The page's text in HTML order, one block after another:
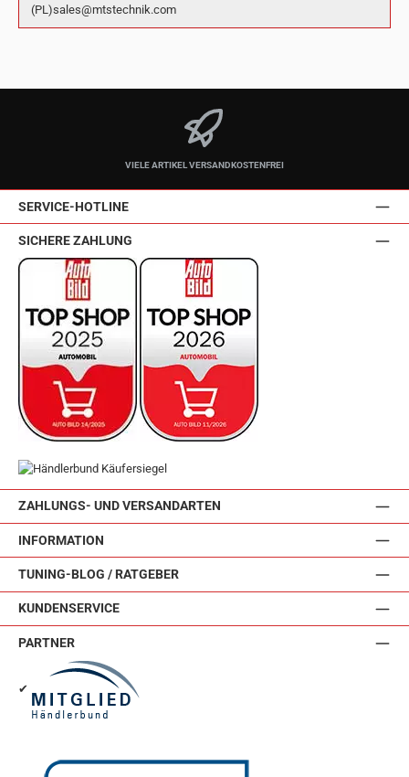
(PL)sales@mtstechnik.com
VIELE ARTIKEL VERSANDKOSTENFREI
SERVICE-HOTLINE
ZAHLUNGS- UND VERSANDARTEN
INFORMATION
TUNING-BLOG / RATGEBER
KUNDENSERVICE
SICHERE ZAHLUNG
PARTNER
✔